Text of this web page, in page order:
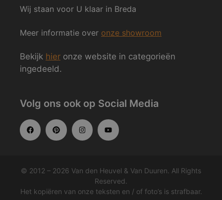
Wij staan voor U klaar in Breda
Meer informatie over onze showroom
Bekijk hier onze website in categorieën
ingedeeld.
Volg ons ook op Social Media
© 2012 – 2026 Van den Heuvel & Van Duuren. All Rights
Reserved.
Het kopiëren van onze teksten en / of foto’s is strafbaar.